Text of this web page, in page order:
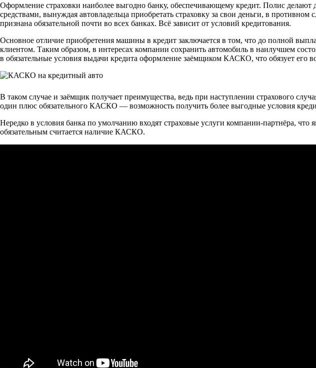
Оформление страховки наиболее выгодно банку, обеспечивающему кредит. Полис
средствами, вынуждая автовладельца приобретать страховку за свои деньги, в
признана обязательной почти во всех банках. Всё зависит от условий кредитования.
Основное отличие приобретения машины в кредит заключается в том, что до полной
клиентом. Таким образом, в интересах компании сохранить автомобиль в наилучшем
в обязательные условия выдачи кредита оформление заёмщиком КАСКО, что обязует его
В таком случае и заёмщик получает преимущества, ведь при наступлении страхового
один плюс обязательного КАСКО — возможность получить более выгодные условия
Нередко в условия банка по умолчанию входят страховые услуги компании-партнёра,
обязательным считается наличие КАСКО.